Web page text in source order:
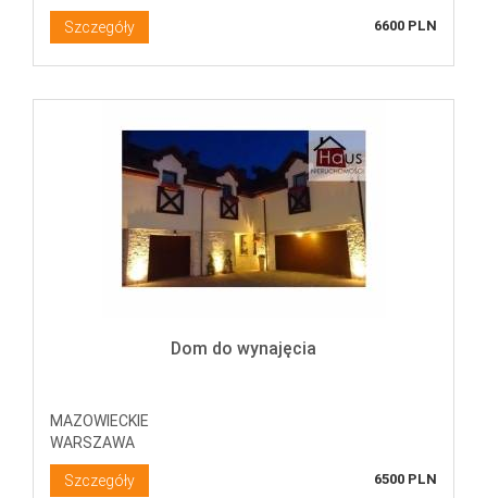
Szczegóły 6600 PLN
Dom do wynajęcia
MAZOWIECKIE
WARSZAWA
Szczegóły 6500 PLN